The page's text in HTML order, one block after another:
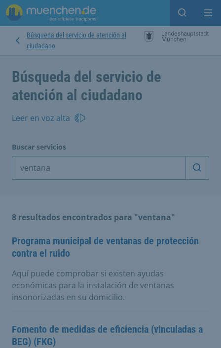
Open
Búsqueda del servicio de atención al
ciudadano
Búsqueda del servicio de
atención al ciudadano
Leer en voz alta
Buscar servicios
8 resultados encontrados para "ventana"
Programa municipal de ventanas de protección
contra el ruido
Aquí puede comprobar si existen ayudas
económicas para la instalación de ventanas
insonorizadas en su domicilio.
Fomento de medidas de eficiencia (vinculadas a
BEG) (FKG)